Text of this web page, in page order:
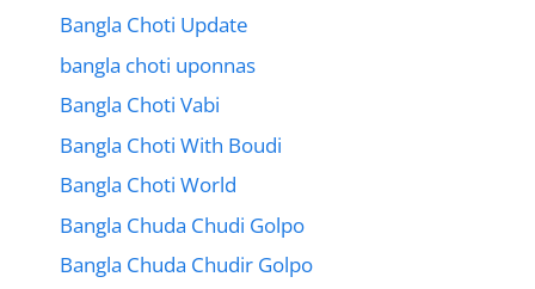
Bangla Choti Update
bangla choti uponnas
Bangla Choti Vabi
Bangla Choti With Boudi
Bangla Choti World
Bangla Chuda Chudi Golpo
Bangla Chuda Chudir Golpo